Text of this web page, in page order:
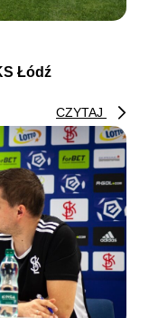
Łódź
CZYTAJ